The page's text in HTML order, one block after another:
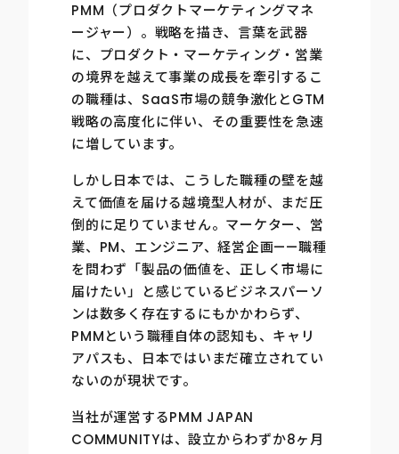
PMM（プロダクトマーケティングマネ
ージャー）。戦略を描き、言葉を武器
に、プロダクト・マーケティング・営業
の境界を越えて事業の成長を牽引するこ
の職種は、SaaS市場の競争激化とGTM
戦略の高度化に伴い、その重要性を急速
に増しています。
しかし日本では、こうした職種の壁を越
えて価値を届ける越境型人材が、まだ圧
倒的に足りていません。マーケター、営
業、PM、エンジニア、経営企画——職種
を問わず「製品の価値を、正しく市場に
届けたい」と感じているビジネスパーソ
ンは数多く存在するにもかかわらず、
PMMという職種自体の認知も、キャリ
アパスも、日本ではいまだ確立されてい
ないのが現状です。
当社が運営するPMM JAPAN
COMMUNITYは、設立からわずか8ヶ月